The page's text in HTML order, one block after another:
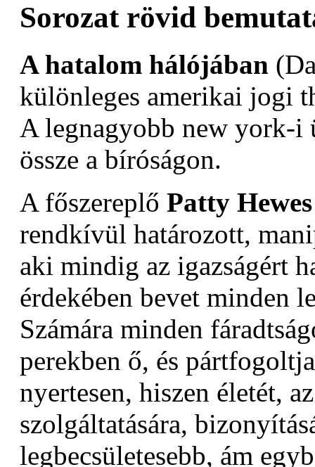
Sorozat rövid
A hatalom hálójában
különleges amerikai jogi
A legnagyobb new york-i
össze a bíróságon.
A főszereplő Patty Hewes
rendkívül határozott,
aki mindig az igazságért
érdekében bevet minden
Számára minden
perekben ő, és
nyertesen, hiszen életét,
szolgáltatására,
legbecsületesebb, ám